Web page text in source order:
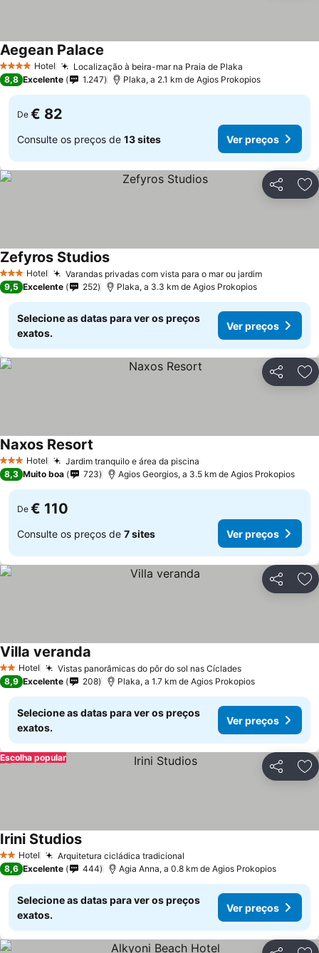
4 EstrelasHotel Localização à beira-mar na Praia de Plaka
Aegean Palace
8,8 Excelente 1.247 Plaka, a 2.1 km de Agios Prokopios
De € 82
Consulte os preços de 13 sites Ver preços
Partilhar
3 EstrelasHotel Varandas privadas com vista para o mar ou jardim
Zefyros Studios
9,5 Excelente 252 Plaka, a 3.3 km de Agios Prokopios
Selecione as datas para ver os preços
exatos.
Ver preços
Partilhar
3 EstrelasHotel Jardim tranquilo e área da piscina
Naxos Resort
8,3 Muito boa 723 Agios Georgios, a 3.5 km de Agios Prokopios
De € 110
Consulte os preços de 7 sites Ver preços
Partilhar
2 Estrelas
Hotel Vistas panorâmicas do pôr do sol nas Cíclades
Villa veranda
8,9 Excelente 208 Plaka, a 1.7 km de Agios Prokopios
Selecione as datas para ver os preços
exatos.
Ver preços
Partilhar
Escolha popular
2 Estrelas
Hotel Arquitetura cicládica tradicional
Irini Studios
8,6 Excelente 444 Agia Anna, a 0.8 km de Agios Prokopios
Selecione as datas para ver os preços
exatos.
Ver preços